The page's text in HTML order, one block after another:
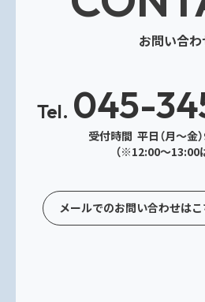
お問い合わ
Tel. 045-
受付時間 平日（月～金
（※12:00～13:00
メールでのお問い合わせはこ